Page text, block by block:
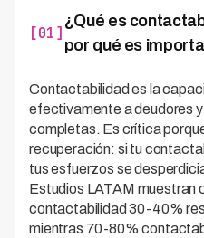
[01]
¿Qué es
por qué es
Contactabilidad es la
efectivamente a deudores
completas. Es crítica
recuperación: si tu
tus esfuerzos se
Estudios LATAM muestran
contactabilidad 30-40%
mientras 70-80%